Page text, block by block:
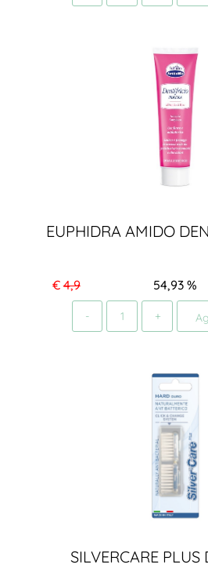
EUPHIDRA AMIDO
€4,9 %
54,93
SILVERCARE PLUS